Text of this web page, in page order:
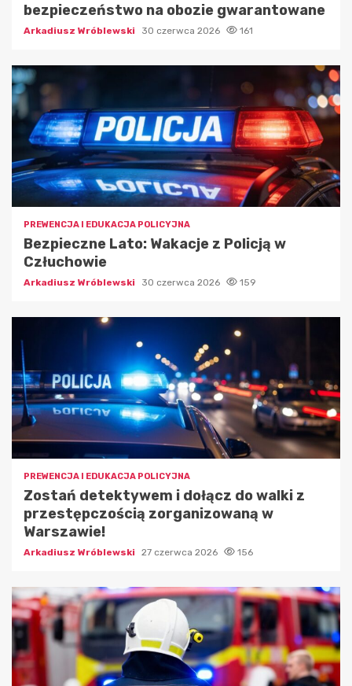
bezpieczeństwo na obozie gwarantowane
Arkadiusz Wróblewski 30 czerwca 2026 161
PREWENCJA I EDUKACJA POLICYJNA
Bezpieczne Lato: Wakacje z Policją w
Człuchowie
Arkadiusz Wróblewski 30 czerwca 2026 159
PREWENCJA I EDUKACJA POLICYJNA
Zostań detektywem i dołącz do walki z
przestępczością zorganizowaną w
Warszawie!
Arkadiusz Wróblewski 27 czerwca 2026 156